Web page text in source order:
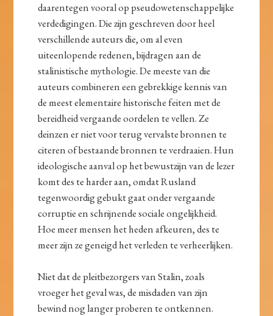
daarentegen vooral op pseudowetenschappelijke
verdedigingen. Die zijn geschreven door heel
verschillende auteurs die, om al even
uiteenlopende redenen, bijdragen aan de
stalinistische mythologie. De meeste van die
auteurs combineren een gebrekkige kennis van
de meest elementaire historische feiten met de
bereidheid vergaande oordelen te vellen. Ze
deinzen er niet voor terug vervalste bronnen te
citeren of bestaande bronnen te verdraaien. Hun
ideologische aanval op het bewustzijn van de lezer
komt des te harder aan, omdat Rusland
tegenwoordig gebukt gaat onder vergaande
corruptie en schrijnende sociale ongelijkheid.
Hoe meer mensen het heden afkeuren, des te
meer zijn ze geneigd het verleden te verheerlijken.
Niet dat de pleitbezorgers van Stalin, zoals
vroeger het geval was, de misdaden van zijn
bewind nog langer proberen te ontkennen.